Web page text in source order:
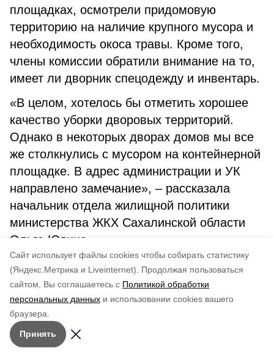
Cайт использует файлы cookies чтобы собирать статистику
(Яндекс.Метрика и Liveinternet).
Продолжая пользоваться
сайтом, Вы соглашаетесь с Политикой обработки
персональных данных и использовании cookies вашего
браузера.
Принять
площадках, осмотрели придомовую
территорию на наличие крупного мусора и
необходимость окоса травы. Кроме того,
члены комиссии обратили внимание на то,
имеет ли дворник спецодежду и инвентарь.
«В целом, хотелось бы отметить хорошее
качество уборки дворовых территорий.
Однако в некоторых дворах домов мы все
же столкнулись с мусором на контейнерной
площадке. В адрес администрации и УК
направлено замечание», – рассказала
начальник отдела жилищной политики
министерства ЖКХ Сахалинской области
Ольга Юдина.
Автор: Анна РОБАК
по оценке
5